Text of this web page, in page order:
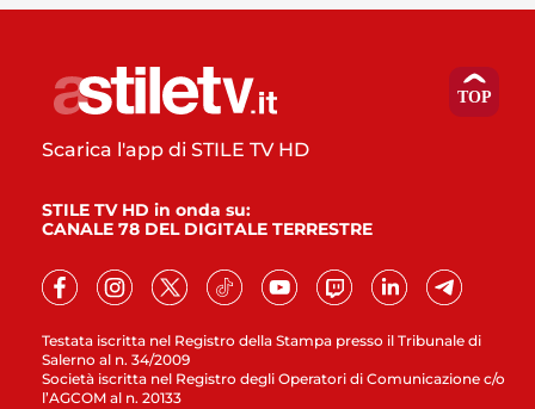
Testata iscritta nel Registro della Stampa presso il Tribunale di
Salerno al n. 34/2009
Società iscritta nel Registro degli Operatori di Comunicazione c/o
l’AGCOM al n. 20133
Scarica l'app di STILE TV HD
STILE TV HD in onda su:
CANALE 78 DEL DIGITALE TERRESTRE